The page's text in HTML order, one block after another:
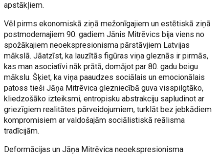
apstākļiem.
Vēl pirms ekonomiskā ziņā mežonīgajiem un estētiskā ziņā
postmodernajiem 90. gadiem Jānis Mitrēvics bija viens no
spožākajiem neoekspresionisma pārstāvjiem Latvijas
mākslā. Jāatzīst, ka lauzītās figūras viņa gleznās ir pirmās,
kas man asociatīvi nāk prātā, domājot par 80. gadu beigu
mākslu. Šķiet, ka viņa paaudzes sociālais un emocionālais
patoss tieši Jāņa Mitrēvica glezniecībā guva visspilgtāko,
kliedzošāko izteiksmi, entropisku abstrakciju sapludinot ar
griezīgiem realitātes pārveidojumiem, turklāt bez jebkādiem
kompromisiem ar valdošajām sociālistiskā reālisma
tradīcijām.
Deformācijas un Jāņa Mitrēvica neoekspresionisma